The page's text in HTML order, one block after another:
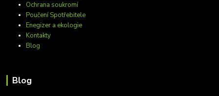
Ochrana soukromí
Poučení Spotřebitele
Enegizer a ekologie
Kontakty
Blog
Blog